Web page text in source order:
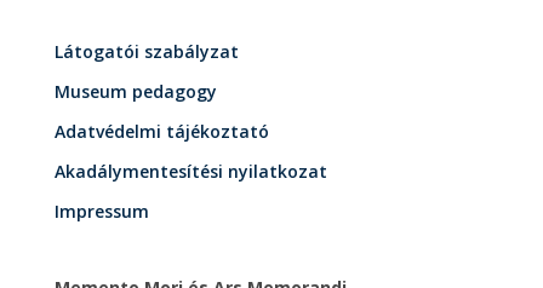
Látogatói szabályzat
Museum pedagogy
Adatvédelmi tájékoztató
Akadálymentesítési nyilatkozat
Impressum